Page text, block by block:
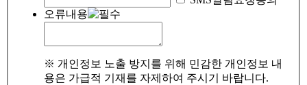
오류내용
※ 개인정보 노출 방지를 위해 민감한 개인정보 내
용은 가급적 기재를 자제하여 주시기 바랍니다.